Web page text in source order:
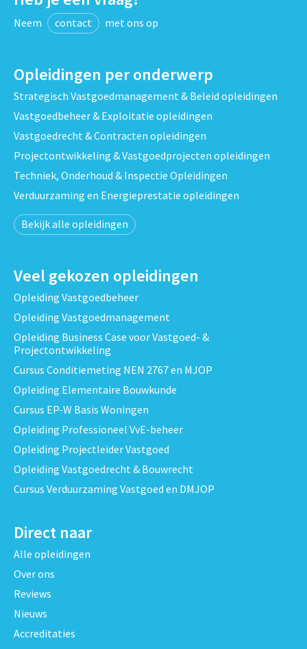
Neem contact met ons op
Opleidingen per onderwerp
Strategisch Vastgoedmanagement & Beleid opleidingen
Vastgoedbeheer & Exploitatie opleidingen
Vastgoedrecht & Contracten opleidingen
Projectontwikkeling & Vastgoedprojecten opleidingen
Techniek, Onderhoud & Inspectie Opleidingen
Verduurzaming en Energieprestatie opleidingen
Bekijk alle opleidingen
Veel gekozen opleidingen
Opleiding Vastgoedbeheer
Opleiding Vastgoedmanagement
Opleiding Business Case voor Vastgoed- &
Projectontwikkeling
Cursus Conditiemeting NEN 2767 en MJOP
Opleiding Elementaire Bouwkunde
Cursus EP-W Basis Woningen
Opleiding Professioneel VvE-beheer
Opleiding Projectleider Vastgoed
Opleiding Vastgoedrecht & Bouwrecht
Cursus Verduurzaming Vastgoed en DMJOP
Direct naar
Alle opleidingen
Over ons
Reviews
Nieuws
Accreditaties